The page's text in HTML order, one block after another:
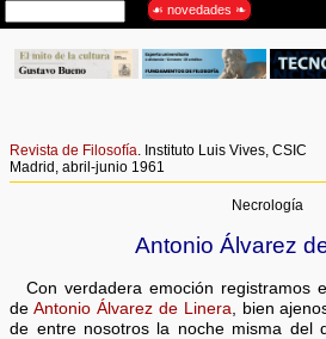
Revista de Filosofía . Instituto Luis Vives, CSIC
Madrid, abril-junio 1961
Necrología
Antonio Álvarez
Con verdadera emoción registramos
deAntonio Álvarez de Linera, bien
de entre nosotros la noche misma del